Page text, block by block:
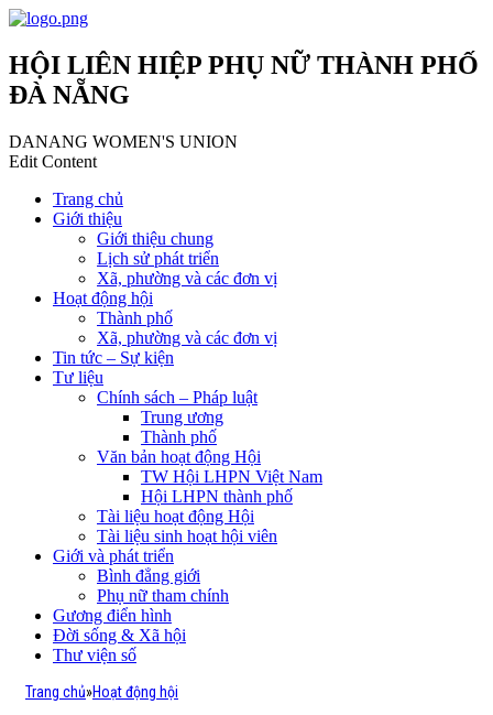
HỘI LIÊN HIỆP PHỤ NỮ THÀNH PHỐ
ĐÀ NẴNG
DANANG WOMEN'S UNION
Edit Content
Trang chủ
Giới thiệu
Giới thiệu chung
Lịch sử phát triển
Xã, phường và các đơn vị
Hoạt động hội
Thành phố
Xã, phường và các đơn vị
Tin tức – Sự kiện
Tư liệu
Chính sách – Pháp luật
Trung ương
Thành phố
Văn bản hoạt động Hội
TW Hội LHPN Việt Nam
Hội LHPN thành phố
Tài liệu hoạt động Hội
Tài liệu sinh hoạt hội viên
Giới và phát triển
Bình đẳng giới
Phụ nữ tham chính
Gương điển hình
Đời sống & Xã hội
Thư viện số
Trang chủ»Hoạt động hội